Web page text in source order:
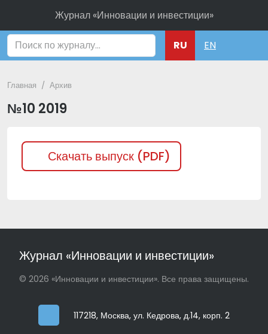
Журнал «Инновации и инвестиции»
RU EN
Главная Архив
№10 2019
Скачать выпуск (PDF)
Журнал «Инновации и инвестиции»
© 2026 «Инновации и инвестиции». Все права защищены.
117218, Москва, ул. Кедрова, д.14, корп. 2